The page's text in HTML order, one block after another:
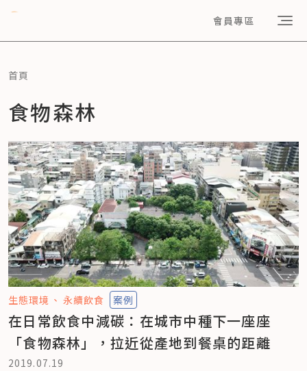
會員專區
首頁
食物森林
生態環境 永續飲食 案例
在日常飲食中減碳：在城市中種下一座座
「食物森林」，拉近從產地到餐桌的距離
2019.07.19